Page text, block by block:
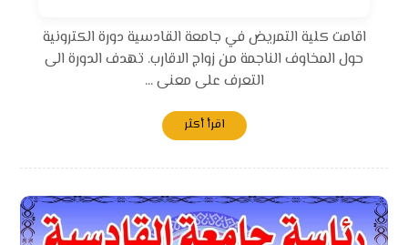
اقامت كلية التمريض في جامعة القادسية دورة الكترونية
حول المخاوف الناجمة من زواج الاقارب. تهدف الدورة الى
التعرف على معنى ...
اقرأ أكثر